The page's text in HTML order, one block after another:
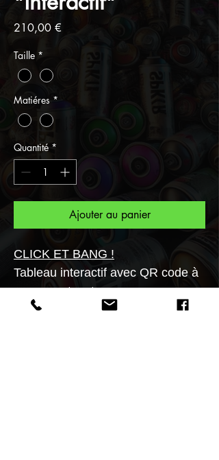
210,00 €
Taille *
Matiéres *
Quantité *
Ajouter au panier
CLICK ET BANG !
Tableau interactif avec QR code à
scanner et votre personnage
s'animera en un flash!